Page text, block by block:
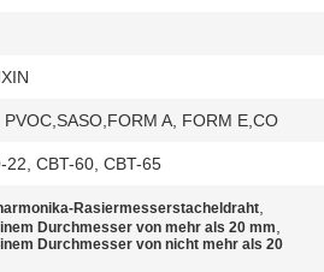
PVOC,SASO,FORM A, FORM E,CO
22, CBT-60, CBT-65
Rasiermesserstacheldraht,
Durchmesser von mehr als 20 mm,
Durchmesser von nicht mehr als 20